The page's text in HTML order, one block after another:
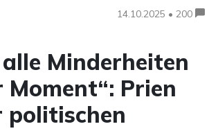
14.10.2025 • 200
Minderheiten
Prien
politischen